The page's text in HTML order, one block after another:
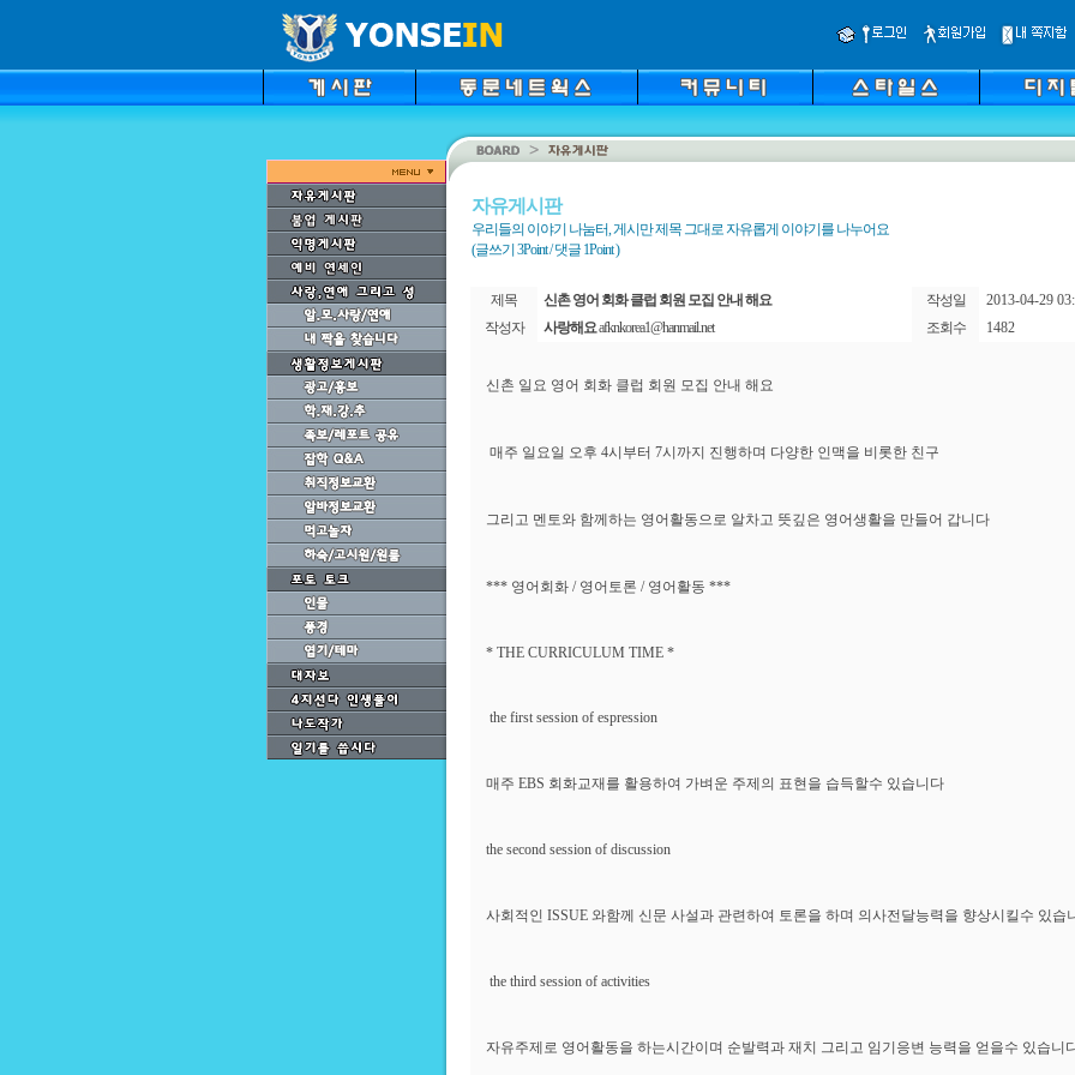
자유게시판
우리들의 이야기 나눔터, 게시만 제목 그대로 자유롭게 이야기를 나누어요
(글쓰기 3Point / 댓글 1Point )
제목 신촌 영어 회화 클럽 회원 모집 안내 해요 작성일
2013-04-29
작성자
사랑해요afknkorea1@hanmail.net 조회수 1482
신촌 일요 영어 회화 클럽 회원 모집 안내 해요
매주 일요일 오후 4시부터 7시까지 진행하며 다양한 인맥을 비롯한 친구
그리고 멘토와 함께하는 영어활동으로 알차고 뜻깊은 영어생활을 만들어 갑니다
*** 영어회화 / 영어토론 / 영어활동 ***
* THE CURRICULUM TIME *
the first session of espression
매주 EBS 회화교재를 활용하여 가벼운 주제의 표현을 습득할수 있습니다
the second session of discussion
사회적인 ISSUE 와함께 신문 사설과 관련하여 토론을 하며 의사전달능력을 향상시킬수 있습
the third session of activities
자유주제로 영어활동을 하는시간이며 순발력과 재치 그리고 임기응변 능력을 얻을수 있습니